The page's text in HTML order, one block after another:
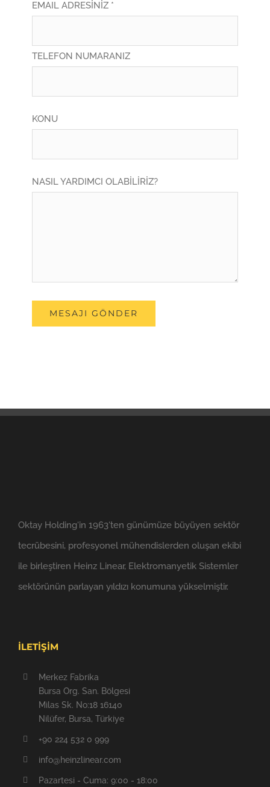
EMAIL ADRESİNİZ *
TELEFON NUMARANIZ
KONU
NASIL YARDIMCI OLABİLİRİZ?
Oktay Holding‘in 1963‘ten günümüze büyüyen sektör
tecrübesini, profesyonel mühendislerden oluşan ekibi
ile birleştiren Heinz Linear, Elektromanyetik Sistemler
sektörünün parlayan yıldızı konumuna yükselmiştir.
İLETİŞİM
Merkez Fabrika
Bursa Org. San. Bölgesi
Milas Sk. No:18 16140
Nilüfer, Bursa, Türkiye
+90 224 532 0 999
info@heinzlinear.com
Pazartesi - Cuma: 9:00 - 18:00